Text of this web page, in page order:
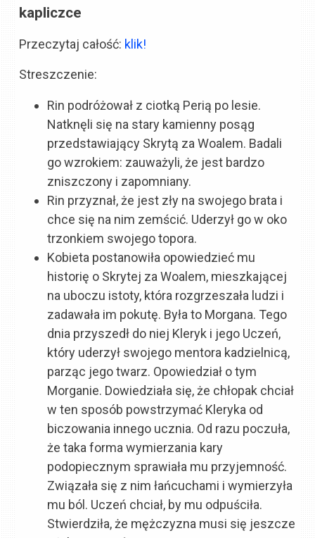
kapliczce
Przeczytaj całość: klik!
Streszczenie:
Rin podróżował z ciotką Perią po lesie.
Natknęli się na stary kamienny posąg
przedstawiający Skrytą za Woalem. Badali
go wzrokiem: zauważyli, że jest bardzo
zniszczony i zapomniany.
Rin przyznał, że jest zły na swojego brata i
chce się na nim zemścić. Uderzył go w oko
trzonkiem swojego topora.
Kobieta postanowiła opowiedzieć mu
historię o Skrytej za Woalem, mieszkającej
na uboczu istoty, która rozgrzeszała ludzi i
zadawała im pokutę. Była to Morgana. Tego
dnia przyszedł do niej Kleryk i jego Uczeń,
który uderzył swojego mentora kadzielnicą,
parząc jego twarz. Opowiedział o tym
Morganie. Dowiedziała się, że chłopak chciał
w ten sposób powstrzymać Kleryka od
biczowania innego ucznia. Od razu poczuła,
że taka forma wymierzania kary
podopiecznym sprawiała mu przyjemność.
Związała się z nim łańcuchami i wymierzyła
mu ból. Uczeń chciał, by mu odpuściła.
Stwierdziła, że mężczyzna musi się jeszcze